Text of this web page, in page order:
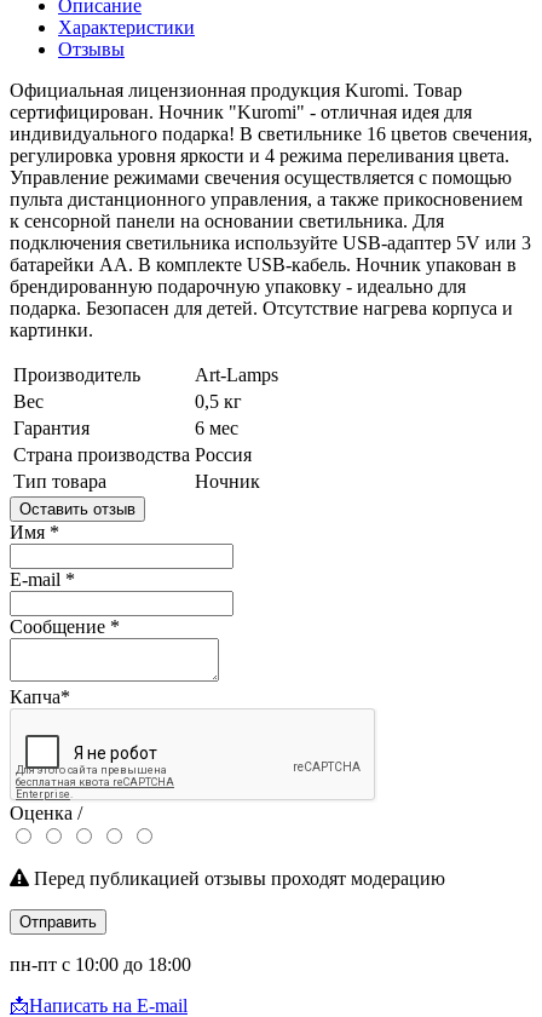
Описание
Характеристики
Отзывы
Официальная лицензионная продукция Kuromi. Товар
сертифицирован. Ночник "Kuromi" - отличная идея для
индивидуального подарка! В светильнике 16 цветов свечения,
регулировка уровня яркости и 4 режима переливания цвета.
Управление режимами свечения осуществляется с помощью
пульта дистанционного управления, а также прикосновением
к сенсорной панели на основании светильника. Для
подключения светильника используйте USB-адаптер 5V или 3
батарейки АА. В комплекте USB-кабель. Ночник упакован в
брендированную подарочную упаковку - идеально для
подарка. Безопасен для детей. Отсутствие нагрева корпуса и
картинки.
Производитель
Art-Lamps
Вес
0,5 кг
Гарантия
6 мес
Страна производства Россия
Тип товара
Ночник
Оставить отзыв
Имя *
E-mail *
Сообщение *
Капча*
Оценка /
Перед публикацией отзывы проходят модерацию
Отправить
пн-пт с 10:00 до 18:00
📩Написать на E-mail